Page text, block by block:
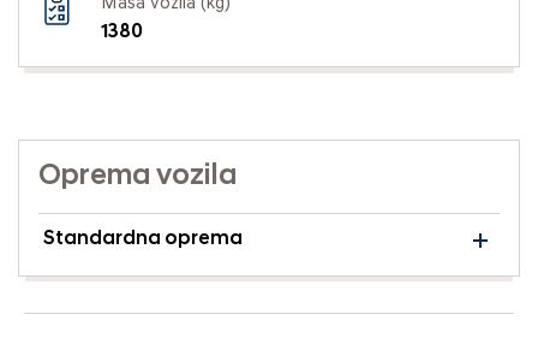
Masa vozila (kg)
1380
Oprema vozila
Standardna oprema